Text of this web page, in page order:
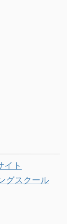
イト
グスクール